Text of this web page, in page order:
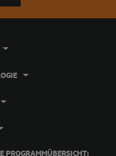
PROGRAMMÜBERSICHT: